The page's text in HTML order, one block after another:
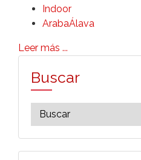
Indoor
ArabaÁlava
Leer más ...
Buscar